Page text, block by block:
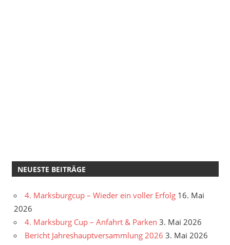
NEUESTE BEITRÄGE
4. Marksburgcup – Wieder ein voller Erfolg 16. Mai
2026
4. Marksburg Cup – Anfahrt & Parken 3. Mai 2026
Bericht Jahreshauptversammlung 2026 3. Mai 2026